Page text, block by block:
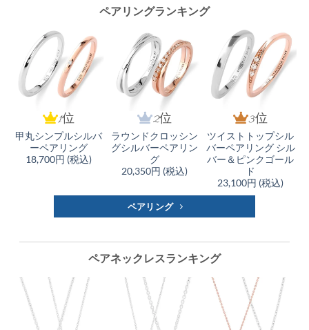
ペアリングランキング
1位
甲丸シンプルシルバ
ーペアリング
18,700円 (税込)
2位
ラウンドクロッシン
グシルバーペアリン
グ
20,350円 (税込)
3位
ツイストトップシル
バーペアリング シル
バー＆ピンクゴール
ド
23,100円 (税込)
ペアリング
ペアネックレスランキング